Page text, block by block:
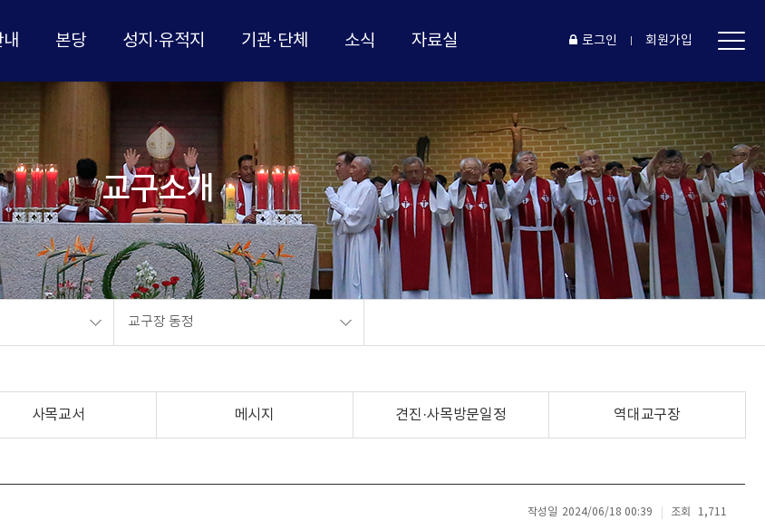
본당 성지·유적지 기관·단체 소식 자료실 로그인 회원가입
교구소개
교구장 동정
사목교서 메시지 견진·사목방문일정 역대교구장
작성일 2024/06/18 00:39 조회 1,711